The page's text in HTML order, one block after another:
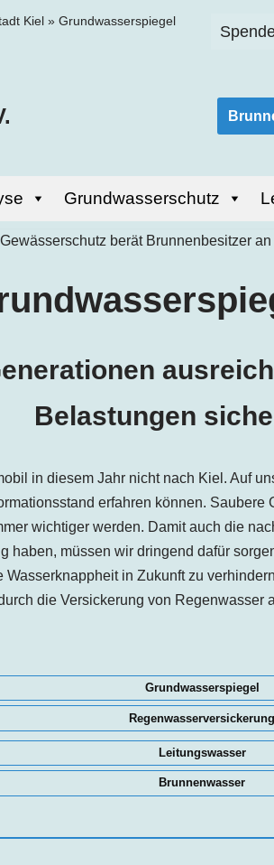
Kiel » Grundwasserspiegel
Grundwasserschutz
Belastungen
in diesem Jahr nicht nach Kiel . Auf
erfahren können.
wichtiger werden. Damit auch die
haben, müssen wir dringend dafür
in Zukunft zu
die Versickerung von Regenwasser
Grundwasserspiegel
Regenwasserversickerung
Leitungswasser
Brunnenwasser